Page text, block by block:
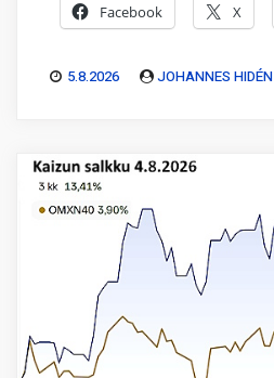
Facebook X
5.8.2026 JOHANNES HIDÉN